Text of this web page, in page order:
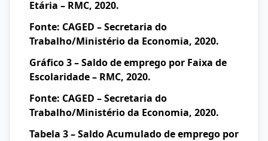
Etária – RMC, 2020.
Fonte: CAGED – Secretaria do
Trabalho/Ministério da Economia, 2020.
Gráfico 3 – Saldo de emprego por Faixa de
Escolaridade – RMC, 2020.
Fonte: CAGED – Secretaria do
Trabalho/Ministério da Economia, 2020.
Tabela 3 – Saldo Acumulado de emprego por